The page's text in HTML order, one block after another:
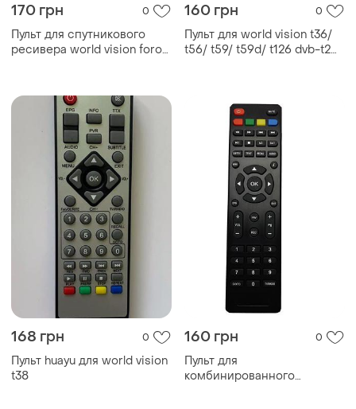
170 грн 0
Пульт для спутникового
ресивера world vision foros
160 грн 0
Пульт для world vision t36/
t56/ t59/ t59d/ t126 dvb-t2
168 грн 0
Пульт huayu для world vision
t38
160 грн 0
Пульт для
комбинированного